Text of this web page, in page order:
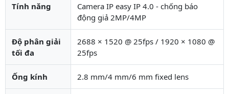
Tính năng
Camera IP easy IP 4.0 - chống báo
động giả 2MP/4MP
Độ phân giải
tối đa
2688 × 1520 @ 25fps / 1920 × 1080 @
25fps
Ống kính 2.8 mm/4 mm/6 mm fixed lens